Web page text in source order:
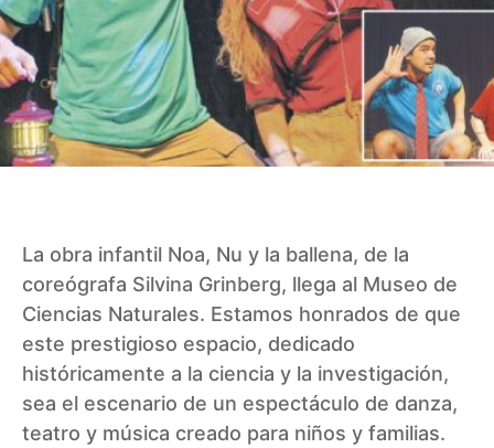
La obra infantil Noa, Nu y la ballena, de la
coreógrafa Silvina Grinberg, llega al Museo de
Ciencias Naturales. Estamos honrados de que
este prestigioso espacio, dedicado
históricamente a la ciencia y la investigación,
sea el escenario de un espectáculo de danza,
teatro y música creado para niños y familias.